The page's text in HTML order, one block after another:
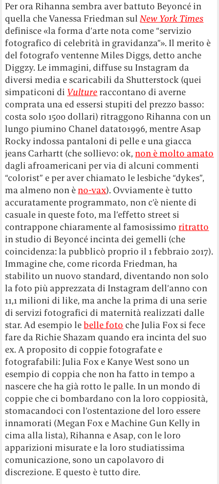
Per ora Rihanna sembra aver battuto Beyoncé in
quella che Vanessa Friedman sulNew York Times
definisce «la forma d’arte nota come “servizio
fotografico di celebrità in gravidanza”». Il merito è
del fotografo ventenne Miles Diggs, detto anche
Diggzy. Le immagini, diffuse su Instagram da
diversi media e scaricabili da Shutterstock (quei
simpaticoni di Vulture raccontano di averne
comprata una ed essersi stupiti del prezzo basso:
costa solo 1500 dollari) ritraggono Rihanna con un
lungo piumino Chanel datato1996, mentre Asap
Rocky indossa pantaloni di pelle e una giacca
jeans Carhartt (che sollievo: ok, non è molto amato
dagli afroamericani per via di alcuni commenti
“colorist” e per aver chiamato le lesbiche “dykes”,
ma almeno non è no-vax). Ovviamente è tutto
accuratamente programmato, non c’è niente di
casuale in queste foto, ma l’effetto street si
contrappone chiaramente al famosissimo ritratto
in studio di Beyoncé incinta dei gemelli (che
coincidenza: la pubblicò proprio il 1 febbraio 2017).
Immagine che, come ricorda Friedman, ha
stabilito un nuovo standard, diventando non solo
la foto più apprezzata di Instagram dell’anno con
11,1 milioni di like, ma anche la prima di una serie
di servizi fotografici di maternità realizzati dalle
star. Ad esempio lebelle foto che Julia Fox si fece
fare da Richie Shazam quando era incinta del suo
ex. A proposito di coppie fotografate e
fotografabili: Julia Fox e Kanye West sono un
esempio di coppia che non ha fatto in tempo a
nascere che ha già rotto le palle. In un mondo di
coppie che ci bombardano con la loro coppiosità,
stomacandoci con l’ostentazione del loro essere
innamorati (Megan Fox e Machine Gun Kelly in
cima alla lista), Rihanna e Asap, con le loro
apparizioni misurate e la loro studiatissima
comunicazione, sono un capolavoro di
discrezione. E questo è tutto dire.